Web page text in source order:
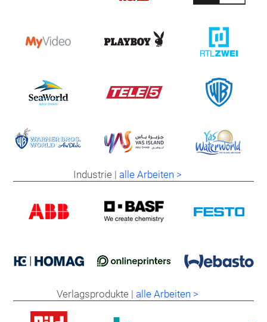
Industrie | alle Arbeiten >
Verlagsprodukte | alle Arbeiten >